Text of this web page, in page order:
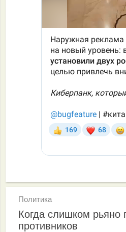
Политика
Когда слишком рьяно
противников